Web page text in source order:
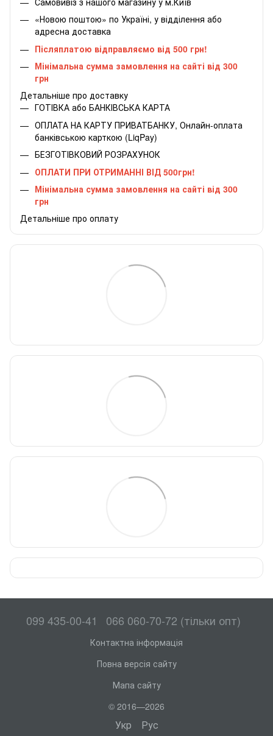
«Новою поштою» по Україні, у відділення або
адресна доставка
Післяплатою відправляємо від 500 грн!
Мінімальна сумма замовлення на сайті від 300
грн
Детальніше про доставку
ГОТІВКА або БАНКІВСЬКА КАРТА
ОПЛАТА НА КАРТУ ПРИВАТБАНКУ, Онлайн-оплата
банківською карткою (LiqPay)
БЕЗГОТІВКОВИЙ РОЗРАХУНОК
ОПЛАТИ ПРИ ОТРИМАННІ ВІД 500грн!
Мінімальна сумма замовлення на сайті від 300
грн
Детальніше про оплату
099 435-00-41 066 060-70-72 (тільки опт)
Контактна інформація
Повна версія сайту
Мапа сайту
© 2016—2026
Укр Рус